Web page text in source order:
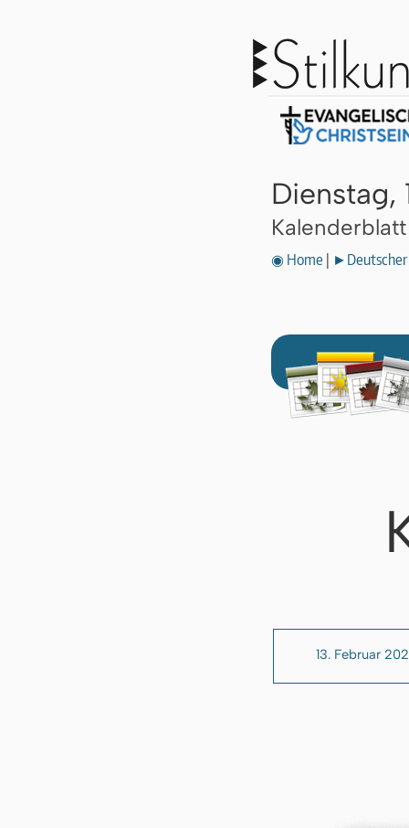
Dienstag,
◉ Home ►Deutscher
13. Februar